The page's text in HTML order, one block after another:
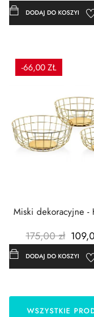
DODAJ DO KOSZYKA
-66,00 ZŁ
Miski dekoracyjne -
175,00 zł
DODAJ DO KOSZYKA
WSZYSTKIE